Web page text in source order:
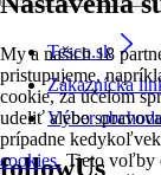
My a našich 18
pristupujeme,
cookie, za účelom
udeliť alebo
prípadne
cookies. Tieto voľby
Tesco.sk
Zákaznícka
Výber
followUs